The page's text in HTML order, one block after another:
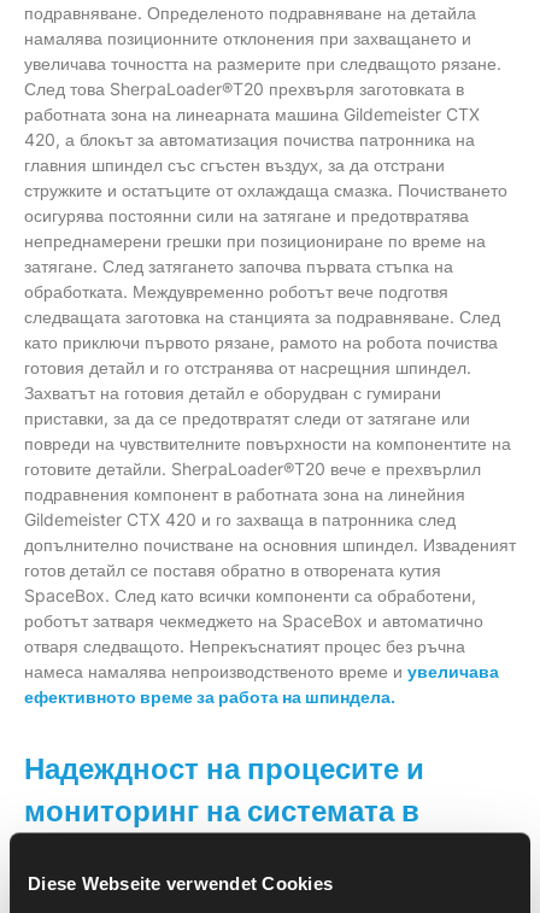
Diese Webseite verwendet Cookies
подравняване. Определеното подравняване на детайла
намалява позиционните отклонения при захващането и
увеличава точността на размерите при следващото рязане.
След това SherpaLoader®T20 прехвърля заготовката в
работната зона на линеарната машина Gildemeister CTX
420, а блокът за автоматизация почиства патронника на
главния шпиндел със сгъстен въздух, за да отстрани
стружките и остатъците от охлаждаща смазка. Почистването
осигурява постоянни сили на затягане и предотвратява
непреднамерени грешки при позициониране по време на
затягане. След затягането започва първата стъпка на
обработката. Междувременно роботът вече подготвя
следващата заготовка на станцията за подравняване. След
като приключи първото рязане, рамото на робота почиства
готовия детайл и го отстранява от насрещния шпиндел.
Захватът на готовия детайл е оборудван с гумирани
приставки, за да се предотвратят следи от затягане или
повреди на чувствителните повърхности на компонентите на
готовите детайли. SherpaLoader®T20 вече е прехвърлил
подравнения компонент в работната зона на линейния
Gildemeister CTX 420 и го захваща в патронника след
допълнително почистване на основния шпиндел. Изваденият
готов детайл се поставя обратно в отворената кутия
SpaceBox. След като всички компоненти са обработени,
роботът затваря чекмеджето на SpaceBox и автоматично
отваря следващото. Непрекъснатият процес без ръчна
намеса намалява непроизводственото време и увеличава
ефективното време за работа на шпиндела.
Надеждност на процесите и
мониторинг на системата в
процес с линейната система